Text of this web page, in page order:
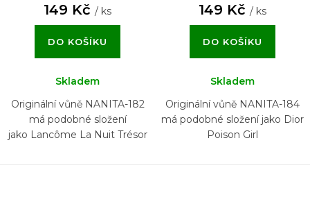
149 Kč / ks
DO KOŠÍKU
Skladem
Originální vůně NANITA-182
má podobné složení
jako Lancôme La Nuit Trésor
149 Kč / ks
DO KOŠÍKU
Skladem
Originální vůně NANITA-184
má podobné složení jako Dior
Poison Girl